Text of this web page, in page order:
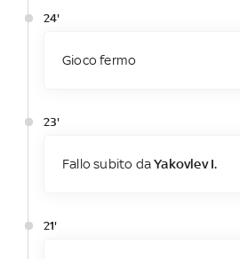
24'
Gioco fermo
23'
Fallo subito daYakovlev I.
21'